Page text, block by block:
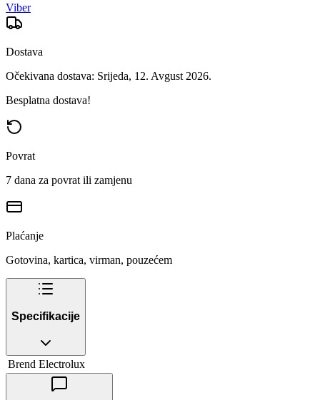
Viber
Dostava
Očekivana dostava: Srijeda, 12. Avgust 2026.
Besplatna dostava!
Povrat
7 dana za povrat ili zamjenu
Plaćanje
Gotovina, kartica, virman, pouzećem
Specifikacije
Brend Electrolux